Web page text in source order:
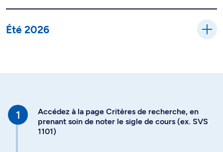
Été 2026
Accédez à la page Critères de recherche, en
prenant soin de noter le sigle de cours (ex. SVS
1101)